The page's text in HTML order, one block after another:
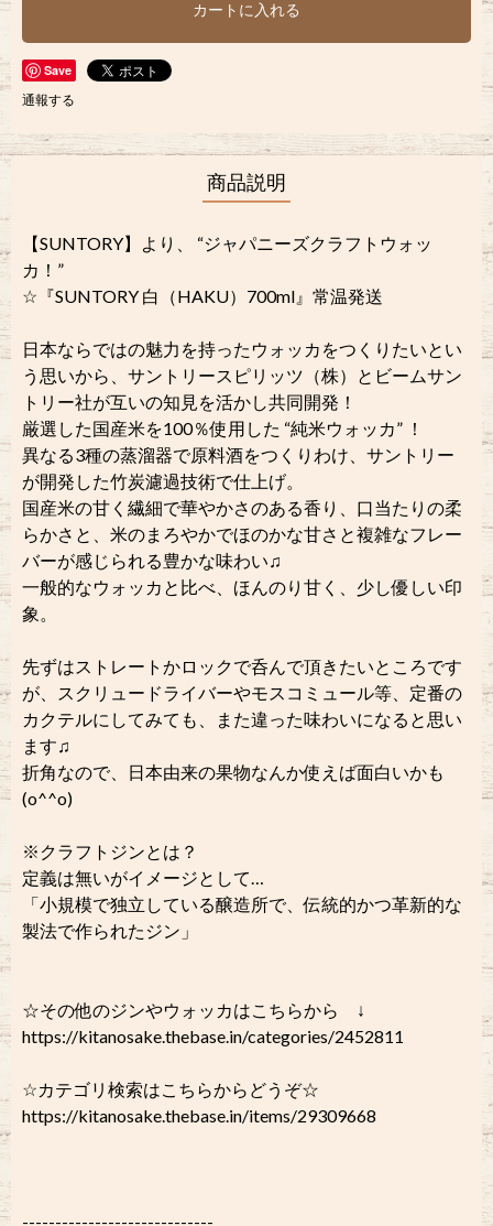
カートに入れる
Save
通報する
商品説明
【SUNTORY】より、 “ジャパニーズクラフトウォッ
カ！”
☆『SUNTORY 白（HAKU）700ml』常温発送
日本ならではの魅力を持ったウォッカをつくりたいとい
う思いから、サントリースピリッツ（株）とビームサン
トリー社が互いの知見を活かし共同開発！
厳選した国産米を100％使用した “純米ウォッカ” ！
異なる3種の蒸溜器で原料酒をつくりわけ、サントリー
が開発した竹炭濾過技術で仕上げ。
国産米の甘く繊細で華やかさのある香り、口当たりの柔
らかさと、米のまろやかでほのかな甘さと複雑なフレー
バーが感じられる豊かな味わい♫
一般的なウォッカと比べ、ほんのり甘く、少し優しい印
象。
先ずはストレートかロックで呑んで頂きたいところです
が、スクリュードライバーやモスコミュール等、定番の
カクテルにしてみても、また違った味わいになると思い
ます♫
折角なので、日本由来の果物なんか使えば面白いかも
(o^^o)
※クラフトジンとは？
定義は無いがイメージとして…
「小規模で独立している醸造所で、伝統的かつ革新的な
製法で作られたジン」
☆その他のジンやウォッカはこちらから ↓
https://kitanosake.thebase.in/categories/2452811
☆カテゴリ検索はこちらからどうぞ☆
https://kitanosake.thebase.in/items/29309668
-----------------------------